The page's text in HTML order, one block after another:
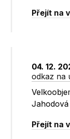
Přejít na
04. 12.
odkaz na
Jahodová
Přejít na